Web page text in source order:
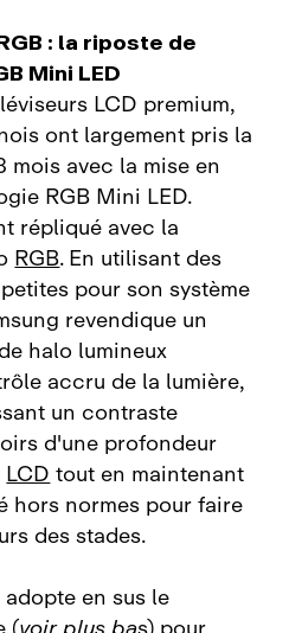
: la riposte de
Mini LED
LCD premium,
ont largement pris la
avec la mise en
RGB Mini LED.
répliqué avec la
RGB. En utilisant des
pour son système
revendique un
halo lumineux
accru de la lumière,
un contraste
d'une profondeur
LCDtout en maintenant
hors normes pour faire
des stades.
en sus le